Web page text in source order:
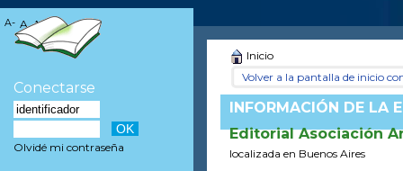
Inicio
Volver a la pantalla de inicio
INFORMACIÓN DE LA
Editorial Asociación
localizada en Buenos Aires
A- A A+
Conectarse
Olvidé mi contraseña